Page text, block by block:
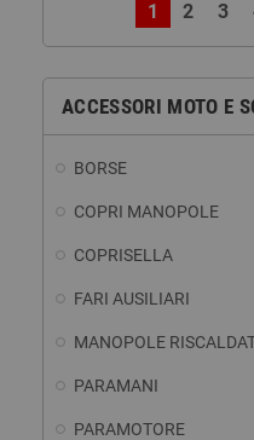
ACCESSORI MOTO E
BORSE
COPRI MANOPOLE
COPRISELLA
FARI AUSILIARI
MANOPOLE
PARAMANI
PARAMOTORE
1
2 3